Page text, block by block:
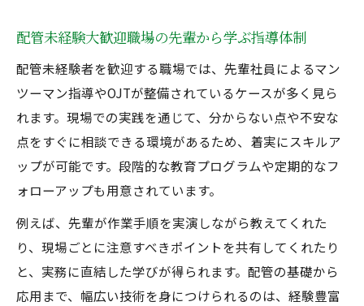
配管未経験大歓迎職場の先輩から学ぶ指導体制
配管未経験者を歓迎する職場では、先輩社員によるマン
ツーマン指導やOJTが整備されているケースが多く見ら
れます。現場での実践を通じて、分からない点や不安な
点をすぐに相談できる環境があるため、着実にスキルア
ップが可能です。段階的な教育プログラムや定期的なフ
ォローアップも用意されています。
例えば、先輩が作業手順を実演しながら教えてくれた
り、現場ごとに注意すべきポイントを共有してくれたり
と、実務に直結した学びが得られます。配管の基礎から
応用まで、幅広い技術を身につけられるのは、経験豊富